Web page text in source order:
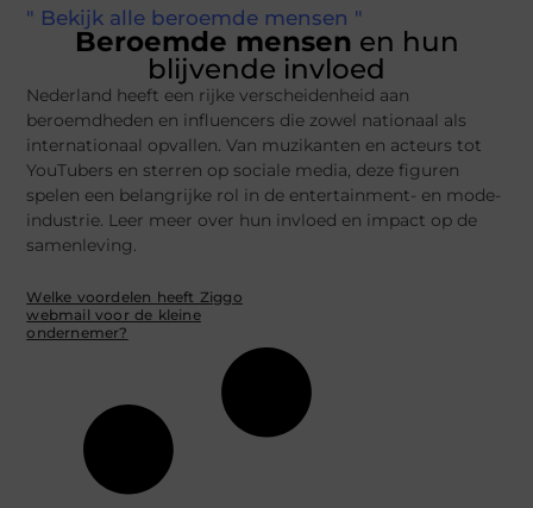
" Bekijk alle beroemde mensen "
Beroemde mensen en hun
blijvende invloed
Nederland heeft een rijke verscheidenheid aan
beroemdheden en influencers die zowel nationaal als
internationaal opvallen. Van muzikanten en acteurs tot
YouTubers en sterren op sociale media, deze figuren
spelen een belangrijke rol in de entertainment- en mode-
industrie. Leer meer over hun invloed en impact op de
samenleving.
Welke voordelen heeft Ziggo
webmail voor de kleine
ondernemer?